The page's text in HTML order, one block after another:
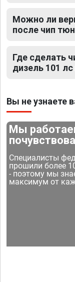
Можно ли
после чип
Где сделать
дизель 101
Вы не узнаете
Мы
Специалисты
прошили более
- поэтому мы
максимум от